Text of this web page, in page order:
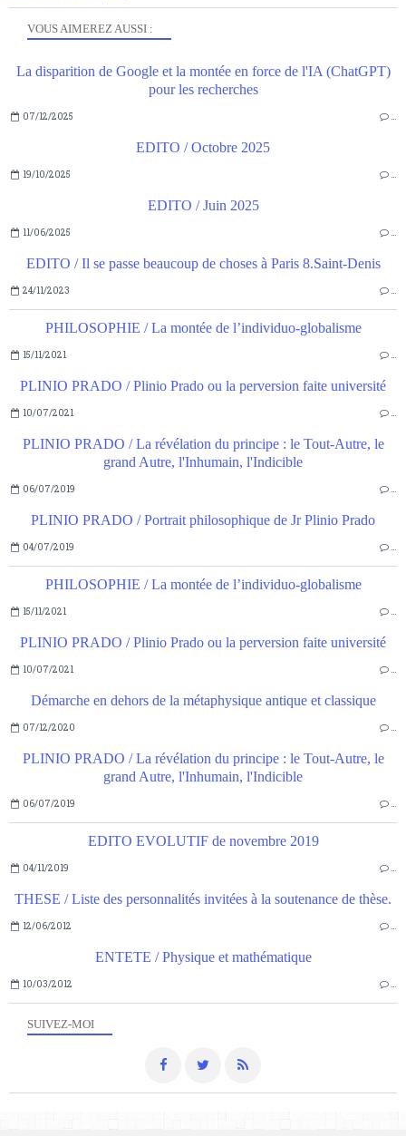
SUIVEZ-MOI
VOUS AIMEREZ AUSSI :
La disparition de Google et la montée en force de l'IA (ChatGPT)
pour les recherches
07/12/2025 …
EDITO / Octobre 2025
19/10/2025 …
EDITO / Juin 2025
11/06/2025 …
EDITO / Il se passe beaucoup de choses à Paris 8.Saint-Denis
24/11/2023 …
PHILOSOPHIE / La montée de l’individuo-globalisme
15/11/2021 …
PLINIO PRADO / Plinio Prado ou la perversion faite université
10/07/2021 …
PLINIO PRADO / La révélation du principe : le Tout-Autre, le
grand Autre, l'Inhumain, l'Indicible
06/07/2019 …
PLINIO PRADO / Portrait philosophique de Jr Plinio Prado
04/07/2019 …
PHILOSOPHIE / La montée de l’individuo-globalisme
15/11/2021 …
PLINIO PRADO / Plinio Prado ou la perversion faite université
10/07/2021 …
Démarche en dehors de la métaphysique antique et classique
07/12/2020 …
PLINIO PRADO / La révélation du principe : le Tout-Autre, le
grand Autre, l'Inhumain, l'Indicible
06/07/2019 …
EDITO EVOLUTIF de novembre 2019
04/11/2019 …
THESE / Liste des personnalités invitées à la soutenance de thèse.
12/06/2012 …
ENTETE / Physique et mathématique
10/03/2012 …